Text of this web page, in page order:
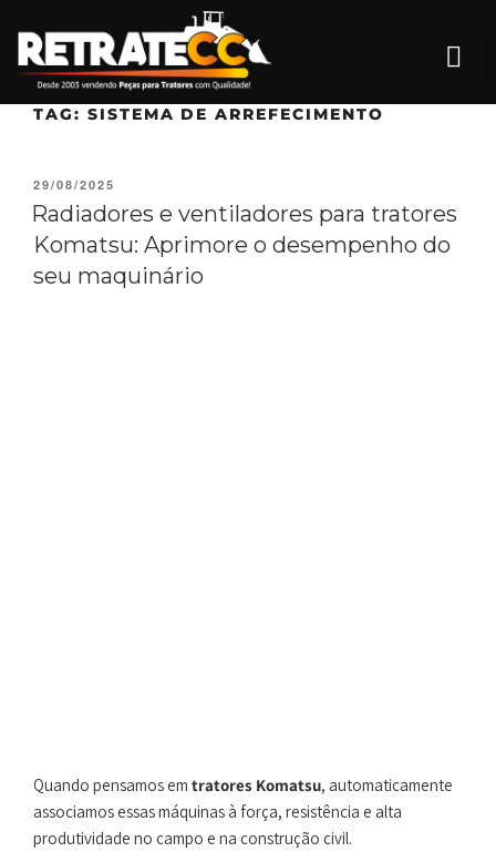
TAG: SISTEMA DE ARREFECIMENTO
29/08/2025
Radiadores e ventiladores para tratores
Komatsu: Aprimore o desempenho do
seu maquinário
Quando pensamos em tratores Komatsu, automaticamente
associamos essas máquinas à força, resistência e alta
produtividade no campo e na construção civil.